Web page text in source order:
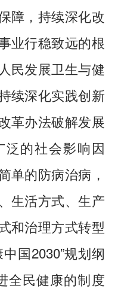
，持续深化改
业行稳致远的根
民发展卫生与健
续深化实践创新
革办法破解发展
的社会影响因
单的防病治病，
生活方式、生产
和治理方式转型
国2030”规划纲
全民健康的制度